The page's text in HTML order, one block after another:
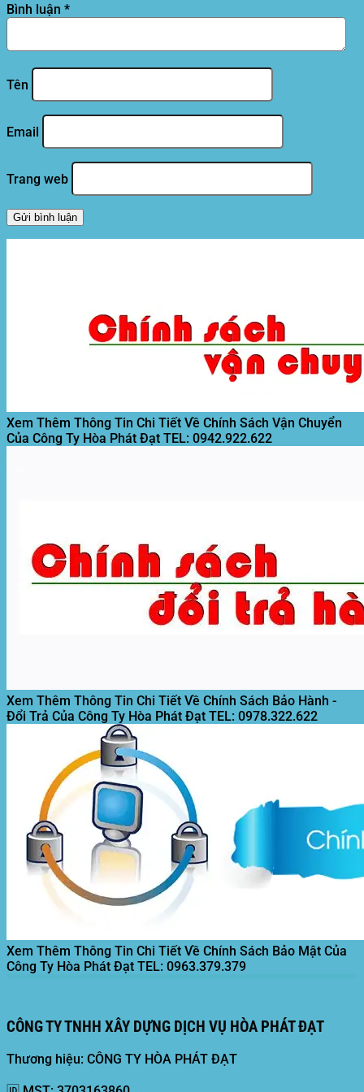
Bình luận *
Tên
Email
Trang web
Xem Thêm Thông Tin Chi Tiết Về Chính Sách Vận Chuyển
Của Công Ty Hòa Phát Đạt TEL: 0942.922.622
Xem Thêm Thông Tin Chi Tiết Về Chính Sách Bảo Hành -
Đổi Trả Của Công Ty Hòa Phát Đạt TEL: 0978.322.622
Xem Thêm Thông Tin Chi Tiết Về Chính Sách Bảo Mật Của
Công Ty Hòa Phát Đạt TEL: 0963.379.379
CÔNG TY TNHH XÂY DỰNG DỊCH VỤ HÒA PHÁT ĐẠT
Thương hiệu: CÔNG TY HÒA PHÁT ĐẠT